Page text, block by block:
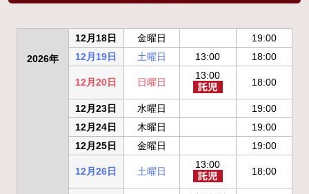
2026年
12月18日 金曜日
19:00
12月19日
土曜日 13:00 18:00
12月20日 日曜日
13:00
18:00
12月23日 水曜日
19:00
12月24日
木曜日
19:00
12月25日
金曜日 19:00
12月26日 土曜日
13:00
18:00